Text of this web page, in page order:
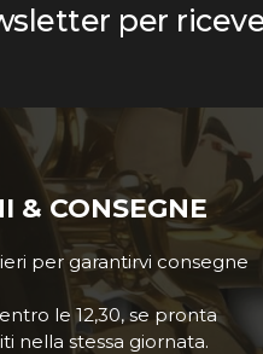
per
& CONSEGNE
per garantirvi consegne
le 12,30, se pronta
nella stessa giornata.